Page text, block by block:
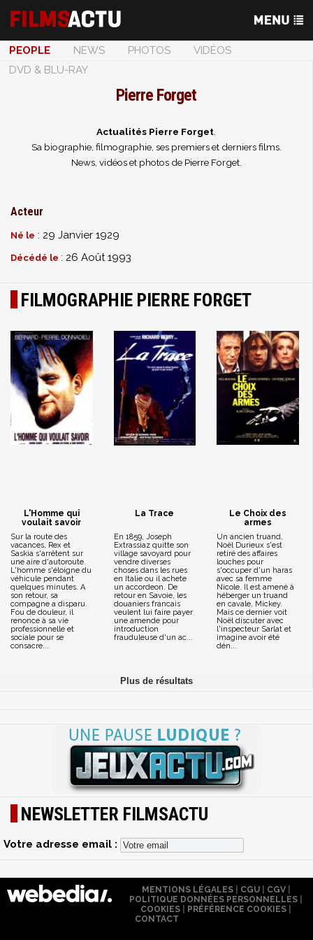
PEOPLE NEWS PHOTOS
VIDÉOS
DVD & BLU-RAY
Pierre Forget
Actualités Pierre Forget
Sa biographie, filmographie, ses premiers et derniers films.
News, vidéos et photos de Pierre Forget.
Acteur
Né le : 29 Janvier 1929
Décédé le : 26 Août 1993
FILMOGRAPHIE PIERRE FORGET
L'Homme qui
voulait savoir
Sur la route des
vacances, Rex et
Saskia s'arrêtent sur
une aire d'autoroute.
L'homme s'éloigne du
véhicule pendant
quelques minutes. A
son retour, sa
compagne a disparu.
Fou de douleur, il
renonce à sa vie
professionnelle et
sociale pour se
consacre...
La Trace
En 1859, Joseph
Extrassiaz quitte son
village savoyard pour
vendre diverses
choses dans les rues
en Italie ou il achete
un accordeon. De
retour en Savoie, les
douaniers francais
veulent lui faire payer
une amende pour
introduction
frauduleuse d'un ac...
Le Choix des
armes
Un ancien truand,
Noël Durieux s'est
retiré des affaires
louches pour
s'occuper d'un haras
avec sa femme
Nicole. Il est amené à
héberger un truand
en cavale, Mickey.
Mais ce dernier voit
Noël discuter avec
l'inspecteur Sarlat et
imagine avoir été
dén...
NEWSLETTER FILMSACTU
Votre adresse email :
MENTIONS LÉGALES| CGU| CGV|
POLITIQUE DONNÉES PERSONNELLES
COOKIES
PRÉFÉRENCE COOKIES
CONTACT